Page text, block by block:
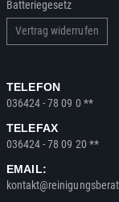
Batteriegesetz
Vertrag widerrufen
TELEFON
036424 - 78 09 0 **
TELEFAX
036424 - 78 09 20 **
EMAIL: